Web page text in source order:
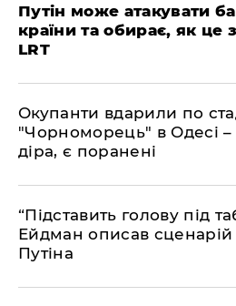
​Путін може атакувати
країни та обирає, як це
LRT
​Окупанти вдарили по
"Чорноморець" в Одесі –
діра, є поранені
​“Підставить голову під
Ейдман описав сценарій
Путіна